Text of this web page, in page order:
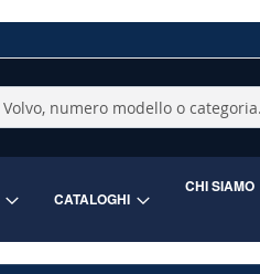
CATALOGHI
CHI SIAMO